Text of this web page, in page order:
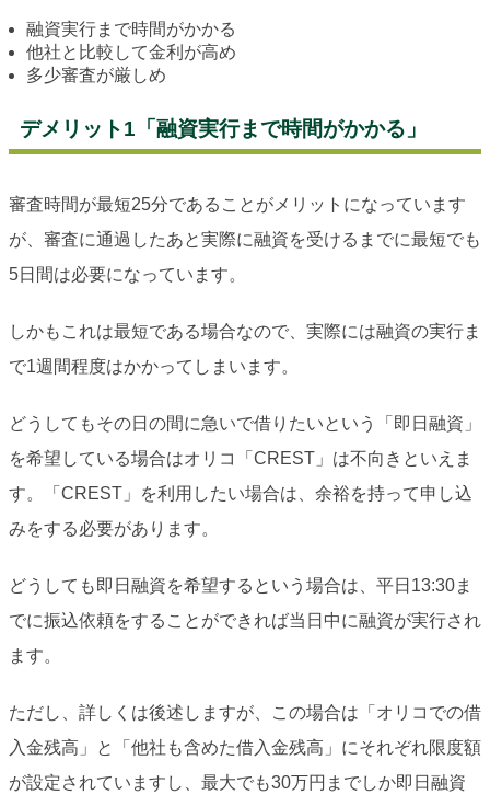
融資実行まで時間がかかる
他社と比較して金利が高め
多少審査が厳しめ
デメリット1「融資実行まで時間がかかる」
審査時間が最短25分であることがメリットになっています
が、審査に通過したあと実際に融資を受けるまでに最短でも
5日間は必要になっています。
しかもこれは最短である場合なので、実際には融資の実行ま
で1週間程度はかかってしまいます。
どうしてもその日の間に急いで借りたいという「即日融資」
を希望している場合はオリコ「CREST」は不向きといえま
す。「CREST」を利用したい場合は、余裕を持って申し込
みをする必要があります。
どうしても即日融資を希望するという場合は、平日13:30ま
でに振込依頼をすることができれば当日中に融資が実行され
ます。
ただし、詳しくは後述しますが、この場合は「オリコでの借
入金残高」と「他社も含めた借入金残高」にそれぞれ限度額
が設定されていますし、最大でも30万円までしか即日融資